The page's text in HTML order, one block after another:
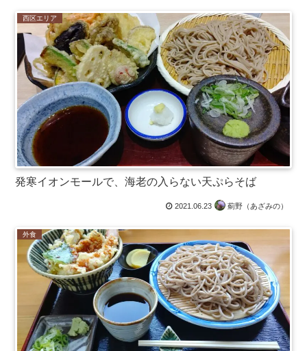
西区エリア
発寒イオンモールで、海老の入らない天ぷらそば
2021.06.23 薊野（あざみの）
外食